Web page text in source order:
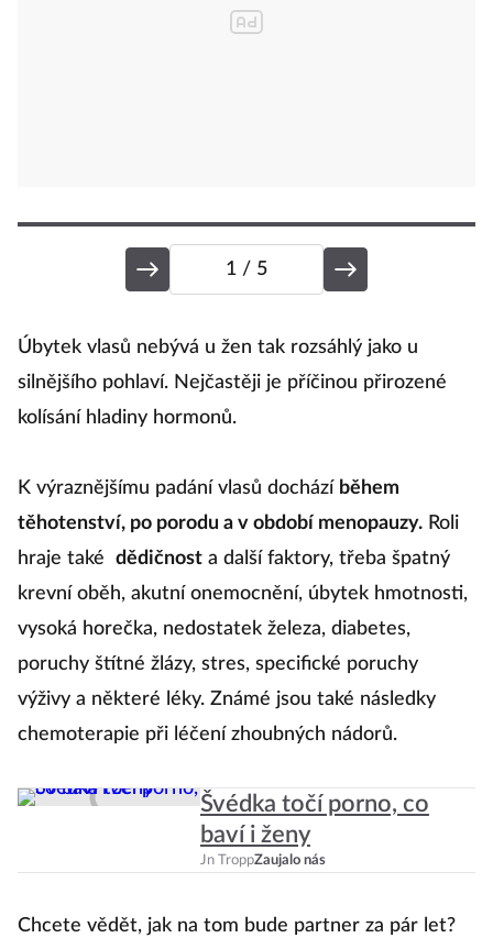
1 / 5
Úbytek vlasů nebývá u žen tak rozsáhlý jako u
silnějšího pohlaví. Nejčastěji je příčinou přirozené
kolísání hladiny hormonů.
K výraznějšímu padání vlasů dochází během
těhotenství, po porodu a v období menopauzy. Roli
hraje také
dědičnosta další faktory, třeba špatný
krevní oběh, akutní onemocnění, úbytek hmotnosti,
vysoká horečka, nedostatek železa, diabetes,
poruchy štítné žlázy, stres, specifické poruchy
výživy a některé léky. Známé jsou také následky
chemoterapie při léčení zhoubných nádorů.
Švédka točí porno, co
baví i ženy
Jn TroppZaujalo nás
Chcete vědět, jak na tom bude partner za pár let?